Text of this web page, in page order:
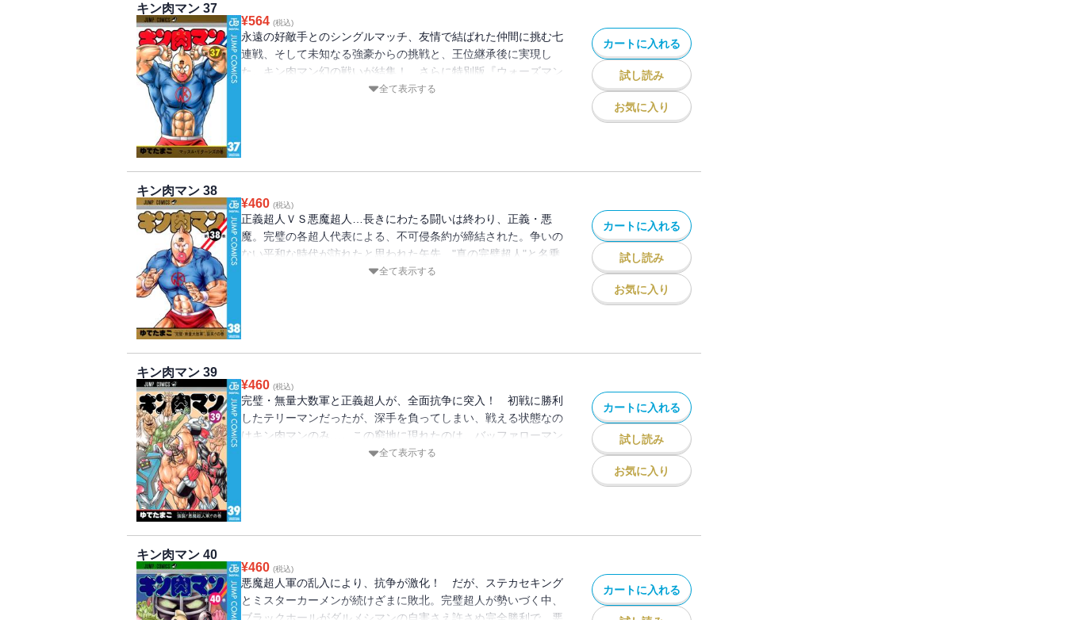
キン肉マン 37
¥564 (税込)
永遠の好敵手とのシングルマッチ、友情で結ばれた仲間に挑む七
連戦、そして未知なる強豪からの挑戦と、王位継承後に実現し
た、キン肉マン幻の戦いが結集！ さらに特別版『ウォーズマン
全て表示する
カートに入れる
試し読み
お気に入り
キン肉マン 38
¥460 (税込)
正義超人ＶＳ悪魔超人…長きにわたる闘いは終わり、正義・悪
魔。完璧の各超人代表による、不可侵条約が締結された。争いの
ない平和な時代が訪れたと思われた矢先、"真の完璧超人"と名乗
全て表示する
カートに入れる
試し読み
お気に入り
キン肉マン 39
¥460 (税込)
完璧・無量大数軍と正義超人が、全面抗争に突入！ 初戦に勝利
したテリーマンだったが、深手を負ってしまい、戦える状態なの
はキン肉マンのみ…。この窮地に現れたのは、バッファローマン
全て表示する
カートに入れる
試し読み
お気に入り
キン肉マン 40
¥460 (税込)
悪魔超人軍の乱入により、抗争が激化！ だが、ステカセキング
とミスターカーメンが続けざまに敗北。完璧超人が勢いづく中、
カートに入れる